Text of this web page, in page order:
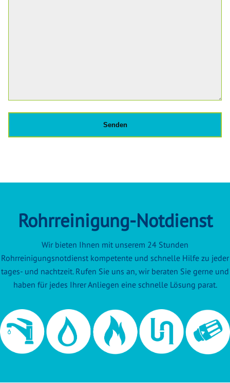
Rohrreinigung-Notdienst
Wir bieten Ihnen mit unserem 24 Stunden
Rohrreinigungsnotdienst kompetente und schnelle Hilfe zu jeder
tages- und nachtzeit. Rufen Sie uns an, wir beraten Sie gerne und
haben für jedes Ihrer Anliegen eine schnelle Lösung parat.